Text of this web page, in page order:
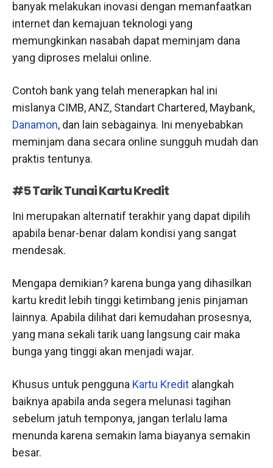
banyak melakukan inovasi dengan memanfaatkan
internet dan kemajuan teknologi yang
memungkinkan nasabah dapat meminjam dana
yang diproses melalui online.
Contoh bank yang telah menerapkan hal ini
mislanya CIMB, ANZ, Standart Chartered, Maybank,
Danamon, dan lain sebagainya. Ini menyebabkan
meminjam dana secara online sungguh mudah dan
praktis tentunya.
#5 Tarik Tunai Kartu Kredit
Ini merupakan alternatif terakhir yang dapat dipilih
apabila benar-benar dalam kondisi yang sangat
mendesak.
Mengapa demikian? karena bunga yang dihasilkan
kartu kredit lebih tinggi ketimbang jenis pinjaman
lainnya. Apabila dilihat dari kemudahan prosesnya,
yang mana sekali tarik uang langsung cair maka
bunga yang tinggi akan menjadi wajar.
Khusus untuk pengguna Kartu Kredit alangkah
baiknya apabila anda segera melunasi tagihan
sebelum jatuh temponya, jangan terlalu lama
menunda karena semakin lama biayanya semakin
besar.